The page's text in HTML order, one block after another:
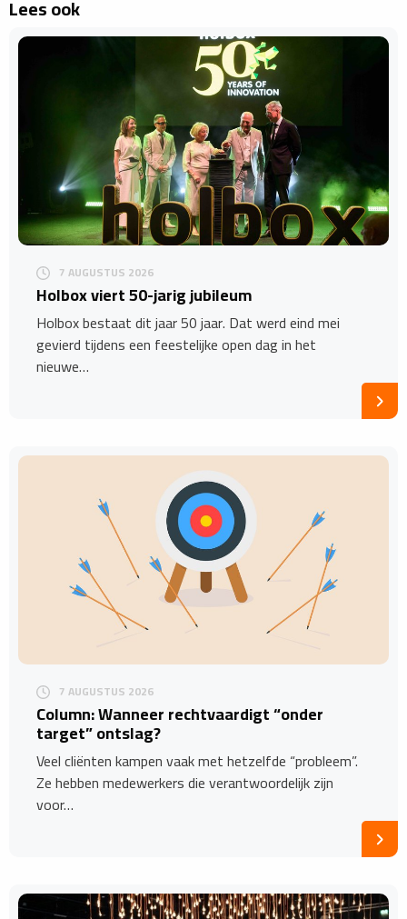
Lees ook
7 AUGUSTUS 2026
Holbox viert 50-jarig jubileum
Holbox bestaat dit jaar 50 jaar. Dat werd eind mei
gevierd tijdens een feestelijke open dag in het
nieuwe…
7 AUGUSTUS 2026
Column: Wanneer rechtvaardigt “onder
target” ontslag?
Veel cliënten kampen vaak met hetzelfde “probleem”.
Ze hebben medewerkers die verantwoordelijk zijn
voor…